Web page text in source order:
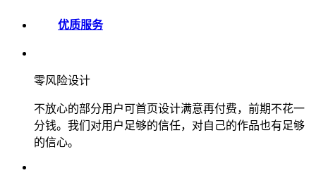
优质服务
零风险设计
不放心的部分用户可首页设计满意再付费，前期不花一
分钱。我们对用户足够的信任，对自己的作品也有足够
的信心。